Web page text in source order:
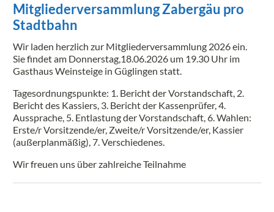
Mitgliederversammlung Zabergäu pro
Stadtbahn
Wir laden herzlich zur Mitgliederversammlung 2026 ein.
Sie findet am Donnerstag,18.06.2026 um 19.30 Uhr im
Gasthaus Weinsteige in Güglingen statt.
Tagesordnungspunkte: 1. Bericht der Vorstandschaft, 2.
Bericht des Kassiers, 3. Bericht der Kassenprüfer, 4.
Aussprache, 5. Entlastung der Vorstandschaft, 6. Wahlen:
Erste/r Vorsitzende/er, Zweite/r Vorsitzende/er, Kassier
(außerplanmäßig), 7. Verschiedenes.
Wir freuen uns über zahlreiche Teilnahme